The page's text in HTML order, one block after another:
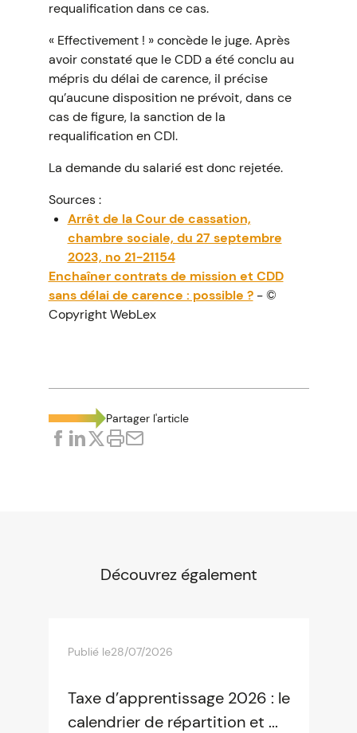
requalification dans ce cas.
« Effectivement ! » concède le juge. Après
avoir constaté que le CDD a été conclu au
mépris du délai de carence, il précise
qu’aucune disposition ne prévoit, dans ce
cas de figure, la sanction de la
requalification en CDI.
La demande du salarié est donc rejetée.
Sources :
Arrêt de la Cour de cassation,
chambre sociale, du 27 septembre
2023, no 21-21154
Enchaîner contrats de mission et CDD
sans délai de carence : possible ?- ©
Copyright WebLex
Partager l'article
Découvrez également
Publié le28/07/2026
Taxe d’apprentissage 2026 : le
calendrier de répartition et ...